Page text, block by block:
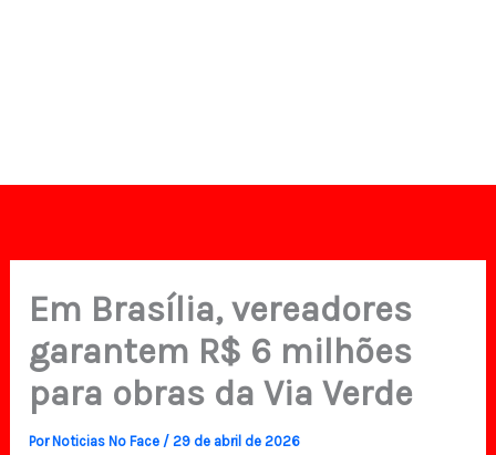
Em Brasília, vereadores
garantem R$ 6 milhões
para obras da Via Verde
PorNoticias No Face /29 de abril de 2026